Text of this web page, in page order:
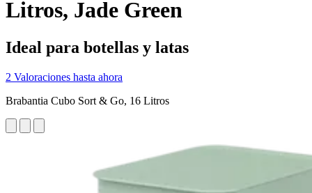
Litros, Jade Green
Ideal para botellas y latas
2 Valoraciones hasta ahora
Brabantia Cubo Sort & Go, 16 Litros